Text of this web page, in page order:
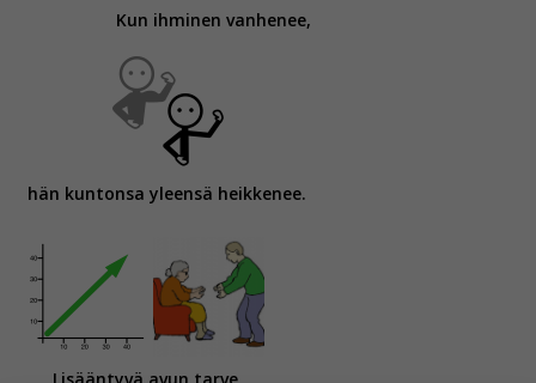
Kun ihminen vanhenee,
hän kuntonsa yleensä heikkenee.